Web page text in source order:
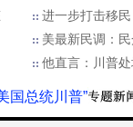
进一步打击移
美最新民调：
他直言：川普
国总统川普”